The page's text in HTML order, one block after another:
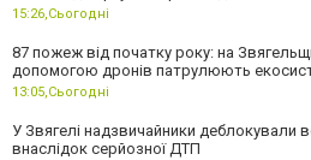
15:26,Сьогодні
87 пожеж від початку року: на
допомогою дронів патрулюють
13:05,Сьогодні
У Звягелі надзвичайники деблокували
внаслідок серйозної ДТП